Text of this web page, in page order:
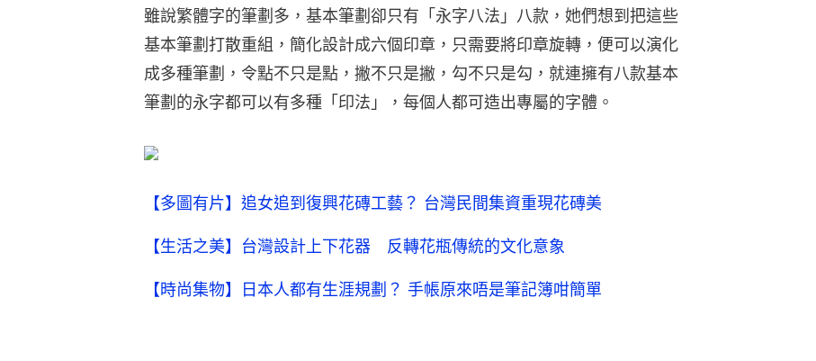
雖說繁體字的筆劃多，基本筆劃卻只有「永字八法」八款，她們想到把這些
基本筆劃打散重組，簡化設計成六個印章，只需要將印章旋轉，便可以演化
成多種筆劃，令點不只是點，撇不只是撇，勾不只是勾，就連擁有八款基本
筆劃的永字都可以有多種「印法」，每個人都可造出專屬的字體。
【多圖有片】追女追到復興花磚工藝？ 台灣民間集資重現花磚美
【生活之美】台灣設計上下花器 反轉花瓶傳統的文化意象
【時尚集物】日本人都有生涯規劃？ 手帳原來唔是筆記簿咁簡單